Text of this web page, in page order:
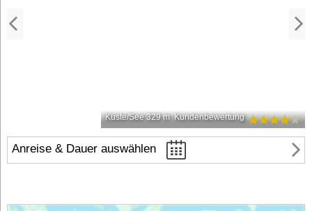
Küste/See 329 m Kundenbewertung
Anreise & Dauer auswählen